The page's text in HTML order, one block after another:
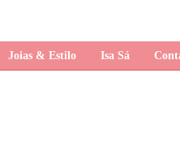
Joias & Estilo Isa Sá